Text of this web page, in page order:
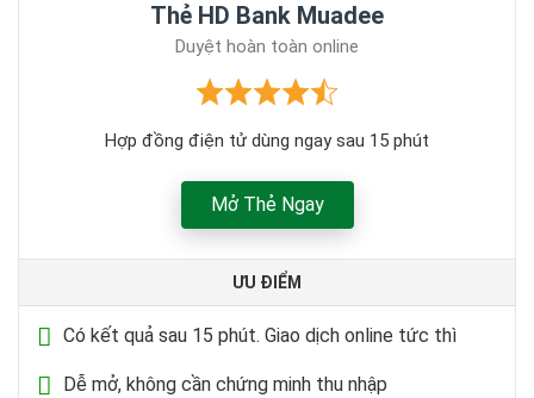
Thẻ HD Bank Muadee
Duyệt hoàn toàn online
Hợp đồng điện tử dùng ngay sau 15 phút
Mở Thẻ Ngay
ƯU ĐIỂM
Có kết quả sau 15 phút. Giao dịch online tức thì
Dễ mở, không cần chứng minh thu nhập